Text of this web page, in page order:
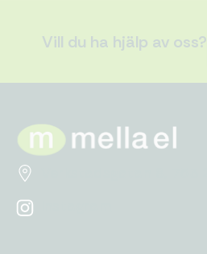
Vill du ha hjälp av oss?